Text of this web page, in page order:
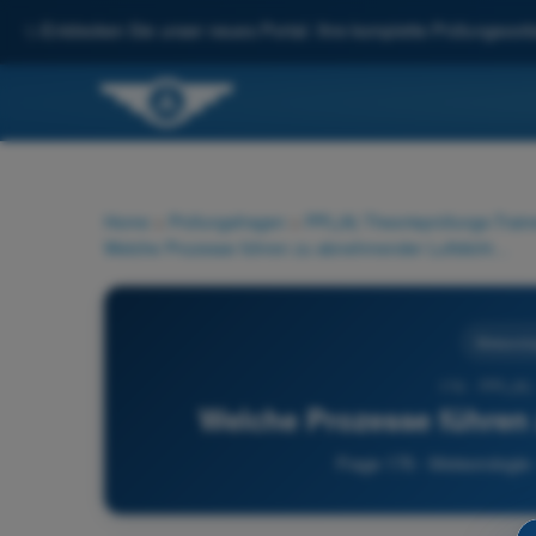
Entdecken Sie unser neues Portal: Ihre komplette
Home Prüfungsfragen PPL(A) Theorieprüfungs-
Welche Prozesse
Frage 176 -